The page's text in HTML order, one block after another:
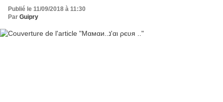
Publié le 11/09/2018 à 11:30
Par Guipry